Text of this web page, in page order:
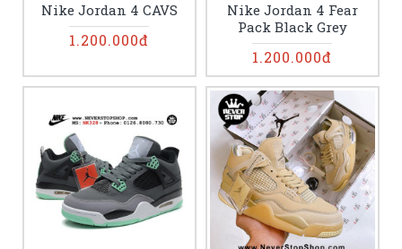
Nike Jordan 4 CAVS
1.200.000đ
Nike Jordan 4 Fear
Pack Black Grey
1.200.000đ